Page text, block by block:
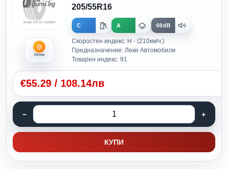
Летни
205/55R16
C A 69dB
Скоростен индекс: H - (210км/ч.)
Предназначение: Леки Автомобили
Товарен индекс: 91
€55.29 / 108.14лв
КУПИ